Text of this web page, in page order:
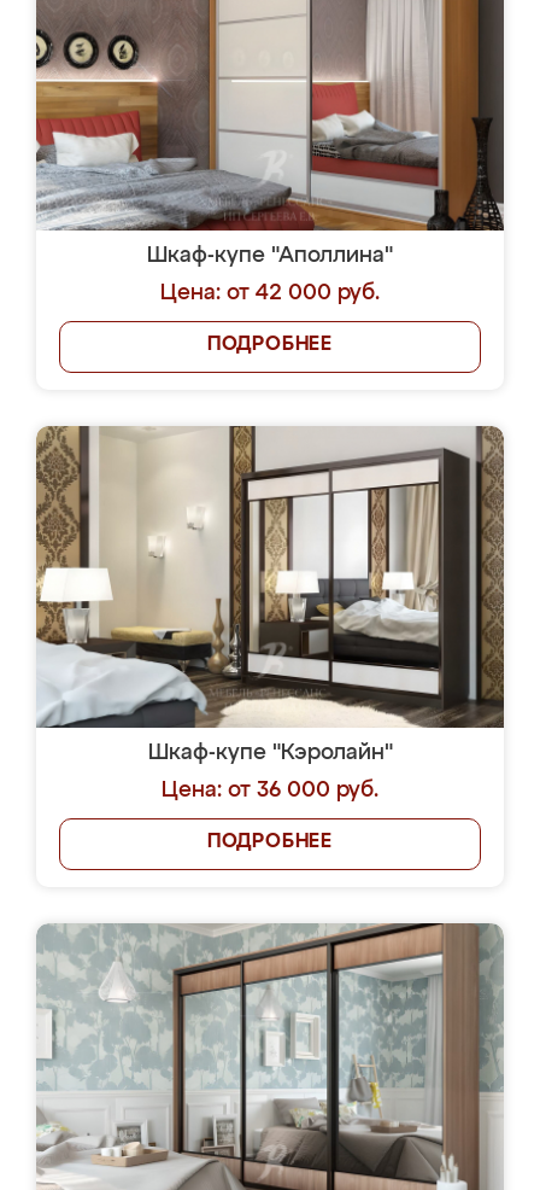
Шкаф-купе "Аполлина"
Цена: от 42 000 руб.
ПОДРОБНЕЕ
Шкаф-купе "Кэролайн"
Цена: от 36 000 руб.
ПОДРОБНЕЕ